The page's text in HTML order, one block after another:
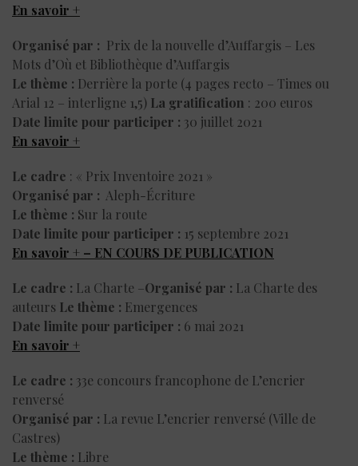
En savoir +
Organisé par : Prix de la nouvelle d’Auffargis – Les
Mots d’Où et Bibliothèque d’Auffargis
Le thème : Derrière la porte (4 pages recto – Times ou
Arial 12 – interligne 1,5) La gratification : 200 euros
Date limite pour participer : 30 juillet 2021
En savoir +
Le cadre : « Prix Inventoire 2021 »
Organisé par : Aleph-Écriture
Le thème : Sur la route
Date limite pour participer : 15 septembre 2021
En savoir + – EN COURS DE PUBLICATION
Le cadre : La Charte –Organisé par : La Charte des
auteurs Le thème : Emergences
Date limite pour participer : 6 mai 2021
En savoir +
Le cadre : 33e concours francophone de L’encrier
renversé
Organisé par : La revue L’encrier renversé (Ville de
Castres)
Le thème : Libre